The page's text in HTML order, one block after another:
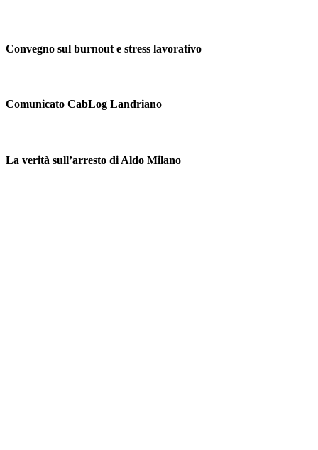
Convegno sul burnout e stress lavorativo
Comunicato CabLog Landriano
La verità sull’arresto di Aldo Milano